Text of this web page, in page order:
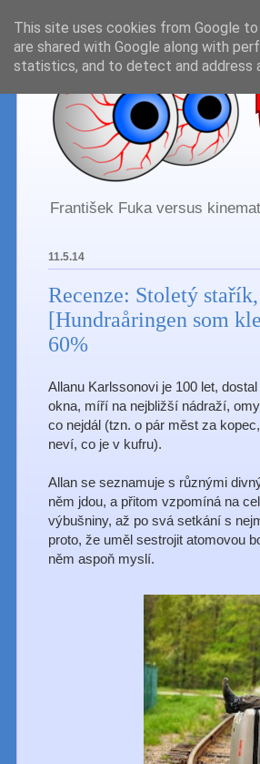
František Fuka versus
11.5.14
Recenze: Stoletý
[Hundraåringen som
60%
Allanu Karlssonovi je 100 let,
okna, míří na nejbližší nádraží,
co nejdál (tzn. o pár měst za
neví, co je v kufru).
Allan se seznamuje s různými
něm jdou, a přitom vzpomíná na
výbušniny, až po svá setkání s
proto, že uměl sestrojit atomovou
něm aspoň myslí.
This site uses cookies from Google
are shared with Google along with
statistics, and to detect and address